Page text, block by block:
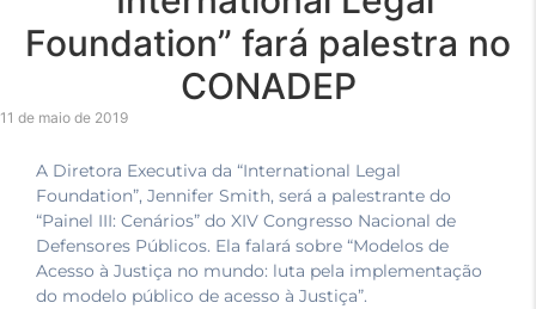
Foundation” fará palestra no
CONADEP
11 de maio de 2019
A Diretora Executiva da “International Legal
Foundation”, Jennifer Smith, será a palestrante do
“Painel III: Cenários” do XIV Congresso Nacional de
Defensores Públicos. Ela falará sobre “Modelos de
Acesso à Justiça no mundo: luta pela implementação
do modelo público de acesso à Justiça”.